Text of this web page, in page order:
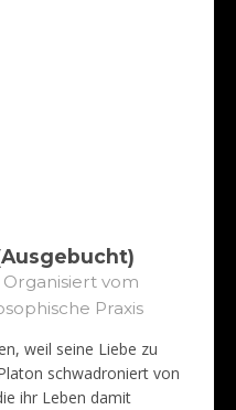
vom
Praxis
weil seine Liebe zu
schwadroniert von
ihr Leben damit